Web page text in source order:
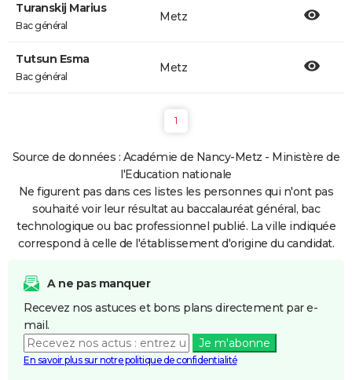
Turanskij Marius
Bac général
Metz
Tutsun Esma
Bac général
Metz
1
Source de données : Académie de Nancy-Metz - Ministère de
l'Education nationale
Ne figurent pas dans ces listes les personnes qui n'ont pas
souhaité voir leur résultat au baccalauréat général, bac
technologique ou bac professionnel publié. La ville indiquée
correspond à celle de l'établissement d'origine du candidat.
A ne pas manquer
Recevez nos astuces et bons plans directement par e-
mail.
Je m'abonne
En savoir plus sur notre politique de confidentialité